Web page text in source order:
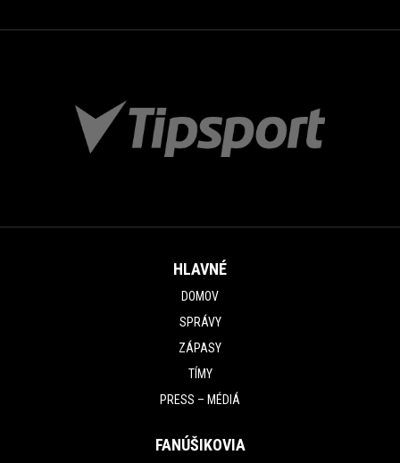
HLAVNÉ
DOMOV
SPRÁVY
ZÁPASY
TÍMY
PRESS – MÉDIÁ
FANÚŠIKOVIA